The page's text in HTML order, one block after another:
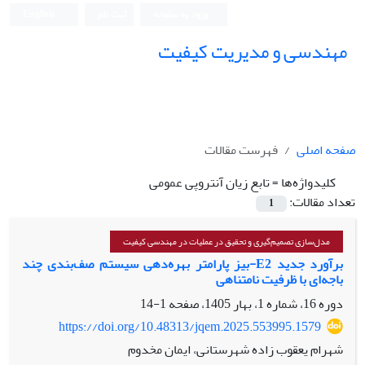
مهندسی و مدیریت کیفیت
صفحه اصلی
فهرست مقالات
کلیدواژه‌ها =تابع زیان آنتروپی عمومی
تعداد مقالات:
1
مدل‌سازی تصمیم‌گیری و تحقیق در عملیات در مهندسی کیفیت
برآورد جدید E2-بیز پارامتر بهره‌دهی سیستم صف‌بندی چند
باجه‌ای با ظرفیت نامتناهی
دوره 16، شماره 1، بهار 1405، صفحه
1-14
https://doi.org/10.48313/jqem.2025.553995.1579
شهرام یعقوب زاده شهرستانی، ایمان مخدوم